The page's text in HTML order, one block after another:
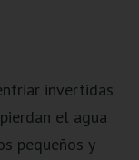
invertidas
el agua
pequeños y